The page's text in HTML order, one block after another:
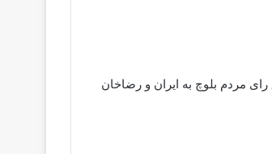
مردم بلوچ به ایران و رضاخان